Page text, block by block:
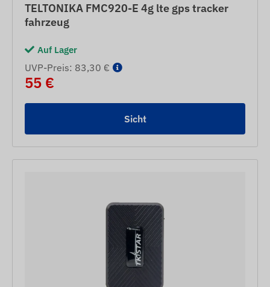
TELTONIKA FMC920-E 4g lte gps tracker
fahrzeug
Auf Lager
UVP-Preis: 83,30 €
55 €
Sicht